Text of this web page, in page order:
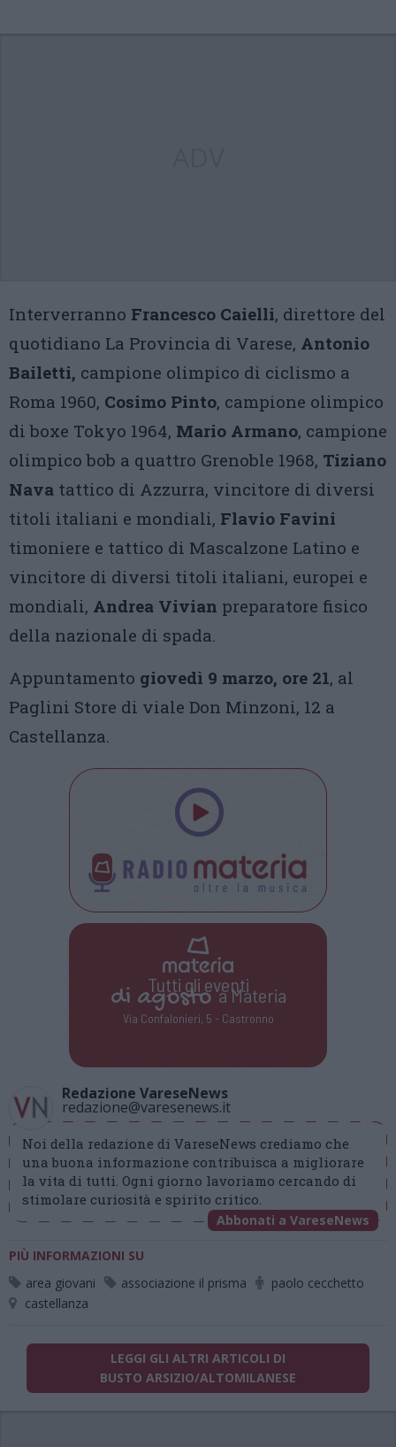
Interverranno Francesco Caielli, direttore del
quotidiano La Provincia di Varese, Antonio
Bailetti, campione olimpico di ciclismo a
Roma 1960, Cosimo Pinto, campione olimpico
di boxe Tokyo 1964, Mario Armano, campione
olimpico bob a quattro Grenoble 1968, Tiziano
Nava tattico di Azzurra, vincitore di diversi
titoli italiani e mondiali, Flavio Favini
timoniere e tattico di Mascalzone Latino e
vincitore di diversi titoli italiani, europei e
mondiali, Andrea Vivian preparatore fisico
della nazionale di spada.
Appuntamento giovedì 9 marzo, ore 21, al
Paglini Store di viale Don Minzoni, 12 a
Castellanza.
Tutti gli eventi
di agostoa Materia
Via Confalonieri, 5 - Castronno
Redazione VareseNews
redazione@varesenews.it
Noi della redazione di VareseNews crediamo che
una buona informazione contribuisca a migliorare
la vita di tutti. Ogni giorno lavoriamo cercando di
stimolare curiosità e spirito critico.
Abbonati a VareseNews
PIÙ INFORMAZIONI SU
area giovani
associazione il prisma
paolo cecchetto
castellanza
LEGGI GLI ALTRI ARTICOLI DI
BUSTO ARSIZIO/ALTOMILANESE